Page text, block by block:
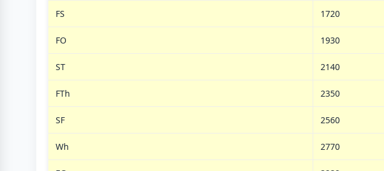
FS 1720
FO 1930
ST 2140
FTh 2350
SF 2560
Wh 2770